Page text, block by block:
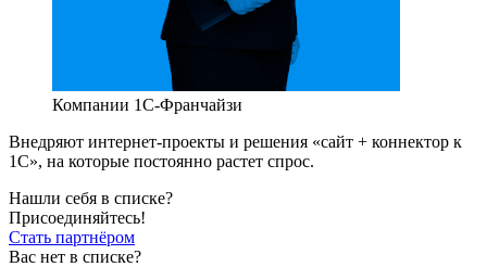
Компании 1С-Франчайзи
Внедряют интернет-проекты и решения «сайт + коннектор к
1С», на которые постоянно растет спрос.
Нашли себя в списке?
Присоединяйтесь!
Стать партнёром
Вас нет в списке?